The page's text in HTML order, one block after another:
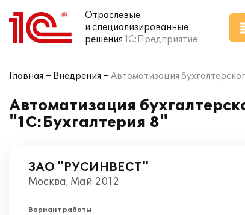
Отраслевые
и специализированные
решения 1С:Предприятие
Главная Внедрения Автоматизация
Автоматизация
"1С:Бухгалтерия 8"
ЗАО "РУСИНВЕСТ"
Москва, Май 2012
Вариант работы